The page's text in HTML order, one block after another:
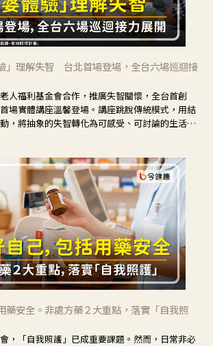
」理解失智 台北首場登場，全台六場巡迴接
人福利基金會合作，推廣失智關懷，全台首創
首場實體講座溫馨登場。講座跳脫傳統模式，用結
，將抽象的失智轉化為可感受、可討論的生活情
藥安全。非處方藥２大重點，落實「自我照
，「自我照護」已成重要課題。然而，日常非必